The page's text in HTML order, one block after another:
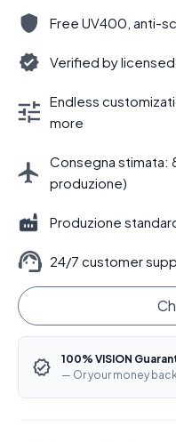
Free UV400, anti-
Verified by
Endless
more
Consegna stimata:
produzione)
Produzione
24/7 customer
100% VISION
— Or your money